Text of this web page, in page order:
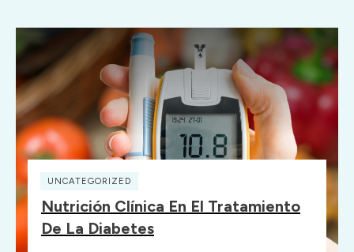
UNCATEGORIZED
Nutrición Clínica En El Tratamiento
De La Diabetes